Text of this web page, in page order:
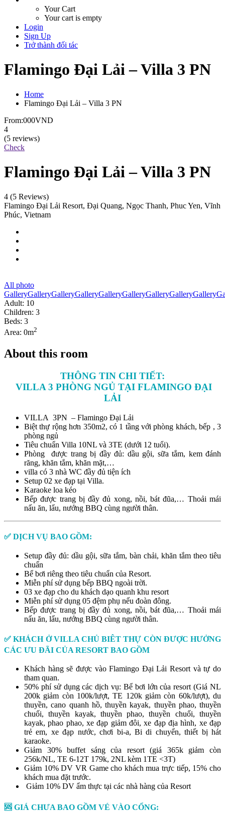
Your Cart
Your cart is empty
Login
Sign Up
Trở thành đối tác
Flamingo Đại Lải – Villa 3 PN
Home
Flamingo Đại Lải – Villa 3 PN
From:000VND
4
(5 reviews)
Check
Flamingo Đại Lải – Villa 3 PN
4 (5 Reviews)
Flamingo Đại Lải Resort, Đại Quang, Ngọc Thanh, Phuc Yen, Vĩnh
Phúc, Vietnam
All photo
GalleryGalleryGalleryGalleryGalleryGalleryGalleryGalleryGallery
Adult: 10
Children: 3
Beds: 3
Area: 0m2
About this room
THÔNG TIN CHI TIẾT:
VILLA 3 PHÒNG NGỦ TẠI FLAMINGO ĐẠI
LẢI
VILLA 3PN – Flamingo Đại Lải
Biệt thự rộng hơn 350m2, có 1 tầng với phòng khách, bếp , 3
phòng ngủ
Tiêu chuẩn Villa 10NL và 3TE (dưới 12 tuổi).
Phòng được trang bị đầy đủ: dầu gội, sữa tắm, kem đánh
răng, khăn tắm, khăn mặt,…
villa có 3 nhà WC đầy đủ tiện ích
Setup 02 xe đạp tại Villa.
Karaoke loa kéo
Bếp được trang bị đầy đủ xong, nồi, bát đũa,… Thoải mái
nấu ăn, lẩu, nướng BBQ cùng người thân.
✅ DỊCH VỤ BAO GỒM:
Setup đầy đủ: dầu gội, sữa tắm, bàn chải, khăn tắm theo tiêu
chuẩn
Bể bơi riêng theo tiêu chuẩn của Resort.
Miễn phí sử dụng bếp BBQ ngoài trời.
03 xe đạp cho du khách dạo quanh khu resort
Miễn phí sử dụng 05 đệm phụ nếu đoàn đông.
Bếp được trang bị đầy đủ xong, nồi, bát đũa,… Thoải mái
nấu ăn, lẩu, nướng BBQ cùng người thân.
✅ KHÁCH Ở VILLA CHỦ BIÊT THỰ CÒN ĐƯỢC HƯỞNG
CÁC ƯU ĐÃI CỦA RESORT BAO GỒM
Khách hàng sẽ được vào Flamingo Đại Lải Resort và tự do
tham quan.
50% phí sử dụng các dịch vụ: Bể bơi lớn của resort (Giá NL
200k giảm còn 100k/lượt, TE 120k giảm còn 60k/lượt), du
thuyền, cano quanh hồ, thuyền kayak, thuyền phao, thuyền
chuối, thuyền kayak, thuyền phao, thuyền chuối, thuyền
kayak, phao phao, xe đạp giảm đôi, xe đạp địa hình, xe đạp
trẻ em, xe đạp nước, chơi bi-a, Bi di chuyển, thiết bị hát
karaoke.
Giảm 30% buffet sáng của resort (giá 365k giảm còn
256k/NL, TE 6-12T 179k, 2NL kèm 1TE <3T)
Giảm 10% DV VR Game cho khách mua trực tiếp, 15% cho
khách mua đặt trước.
Giảm 10% DV ẩm thực tại các nhà hàng của Resort
🆘 GIÁ CHƯA BAO GỒM VÉ VÀO CỔNG: